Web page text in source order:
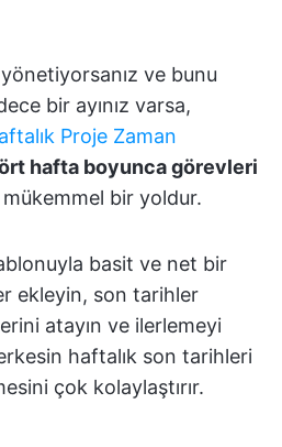
ve bunu
bir ayınız varsa,
Proje Zaman
hafta boyunca görevleri
bir yoldur.
basit ve net bir
ekleyin, son tarihler
atayın ve ilerlemeyi
haftalık son tarihleri
çok kolaylaştırır.